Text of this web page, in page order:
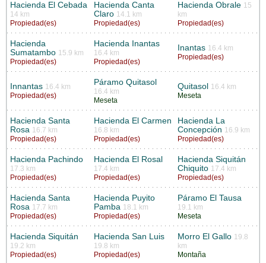
Hacienda El Cebada
14 km
Propiedad(es)
Hacienda Canta
Claro 14.1 km
Propiedad(es)
Hacienda Obrale 15
km
Propiedad(es)
Hacienda
Sumatambo 15.9 km
Propiedad(es)
Hacienda Inantas
16.4 km
Propiedad(es)
Inantas 16.4 km
Propiedad(es)
Innantas 16.4 km
Propiedad(es)
Páramo Quitasol
16.4 km
Meseta
Quitasol
16.4 km
Meseta
Hacienda Santa
Rosa 16.7 km
Propiedad(es)
Hacienda El Carmen
16.8 km
Propiedad(es)
Hacienda La
Concepción 16.9 km
Propiedad(es)
Hacienda Pachindo
17.3 km
Propiedad(es)
Hacienda El Rosal
17.4 km
Propiedad(es)
Hacienda Siquitán
Chiquito 17.4 km
Propiedad(es)
Hacienda Santa
Rosa 17.7 km
Propiedad(es)
Hacienda Puyito
Pamba 18.1 km
Propiedad(es)
Páramo El Tausa
19.1 km
Meseta
Hacienda Siquitán
19.2 km
Propiedad(es)
Hacienda San Luis
19.8 km
Propiedad(es)
Morro El Gallo 19.8
km
Montaña